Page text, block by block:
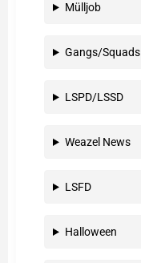
Mülljob
Gangs/Squads
LSPD/LSSD
Weazel News
LSFD
Halloween